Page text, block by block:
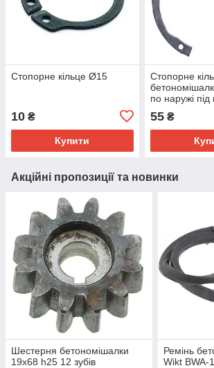
Стопорне кільце Ø15
10 ₴
Купити
Стопорне
по наружі
55₴
Акційні пропозиції та новинки
Шестерня бетономішалки
19х68 h25 12 зубів
Ремінь
Wikt BWA-